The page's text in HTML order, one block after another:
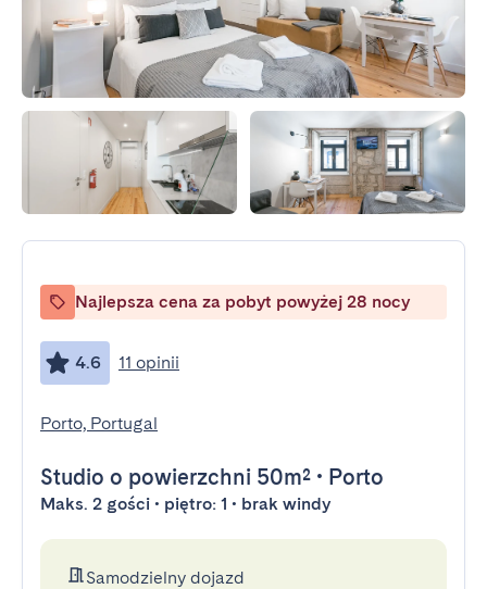
Najlepsza cena za pobyt powyżej 28 nocy
4.6 11 opinii
Porto, Portugal
Studio o powierzchni 50m² • Porto
Maks. 2 gości • piętro: 1 • brak windy
Samodzielny dojazd